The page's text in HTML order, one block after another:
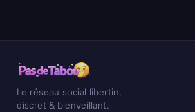
Le réseau social libertin,
discret & bienveillant.